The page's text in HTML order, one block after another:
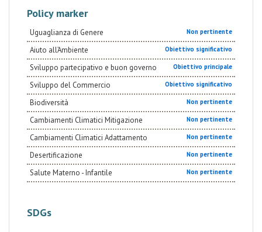
Policy marker
Uguaglianza di Genere Non pertinente
Aiuto all’Ambiente Obiettivo significativo
Sviluppo partecipativo e buon governo Obiettivo principale
Sviluppo del Commercio Obiettivo significativo
Biodiversità Non pertinente
Cambiamenti Climatici Mitigazione Non pertinente
Cambiamenti Climatici Adattamento Non pertinente
Desertificazione Non pertinente
Salute Materno - Infantile Non pertinente
SDGs